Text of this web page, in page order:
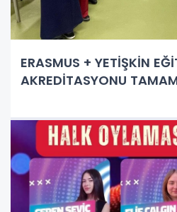
ERASMUS + YETİŞKİN
AKREDİTASYONU